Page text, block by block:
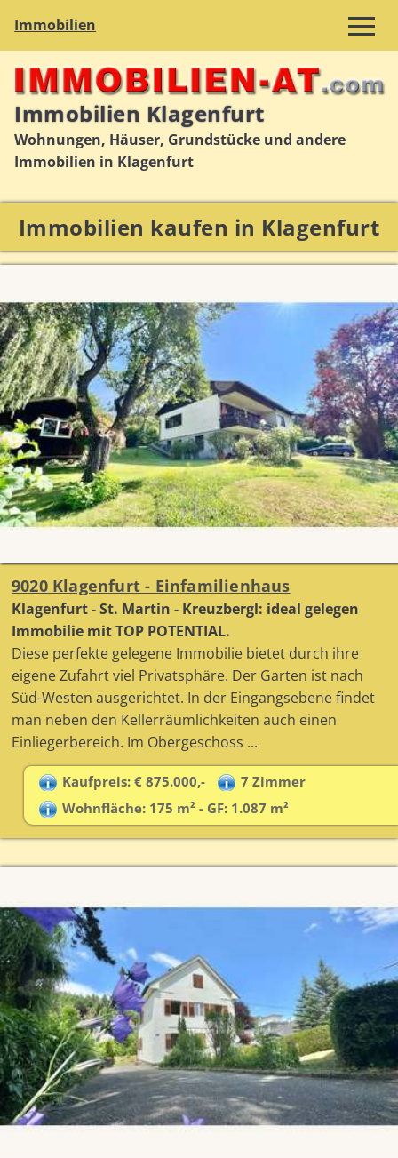
Immobilien
Immobilien Klagenfurt
Wohnungen, Häuser, Grundstücke und andere
Immobilien in Klagenfurt
Immobilien kaufen in Klagenfurt
9020 Klagenfurt - Einfamilienhaus
Klagenfurt - St. Martin - Kreuzbergl: ideal gelegen
Immobilie mit TOP POTENTIAL.
Diese perfekte gelegene Immobilie bietet durch ihre
eigene Zufahrt viel Privatsphäre. Der Garten ist nach
Süd-Westen ausgerichtet. In der Eingangsebene findet
man neben den Kellerräumlichkeiten auch einen
Einliegerbereich. Im Obergeschoss ...
Kaufpreis: € 875.000,-
7 Zimmer
Wohnfläche: 175 m² - GF: 1.087 m²